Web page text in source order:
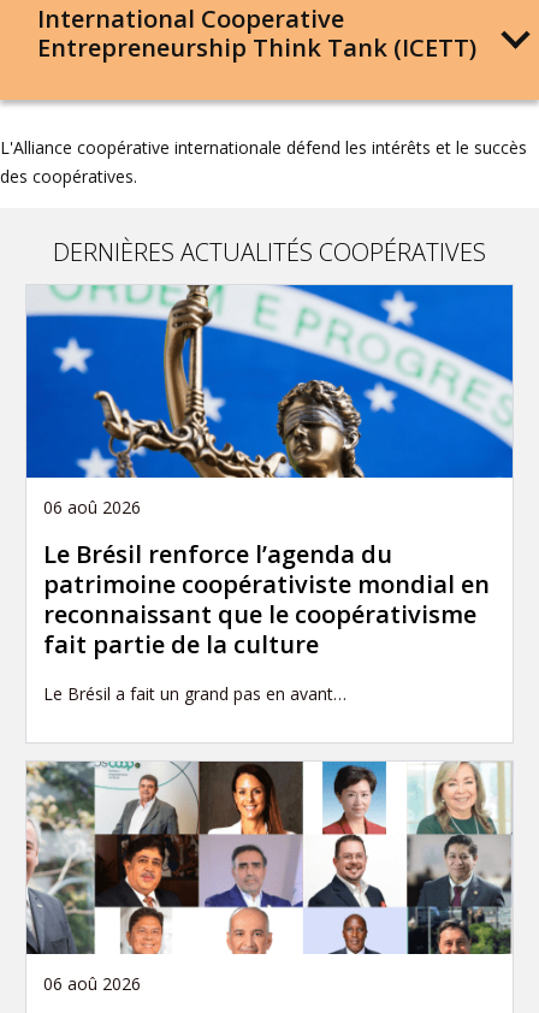
International Cooperative
Entrepreneurship Think Tank (ICETT)
L'Alliance coopérative internationale défend les intérêts et le succès
des coopératives.
DERNIÈRES ACTUALITÉS COOPÉRATIVES
06 aoû 2026
Le Brésil renforce l’agenda du
patrimoine coopérativiste mondial en
reconnaissant que le coopérativisme
fait partie de la culture
Le Brésil a fait un grand pas en avant…
06 aoû 2026